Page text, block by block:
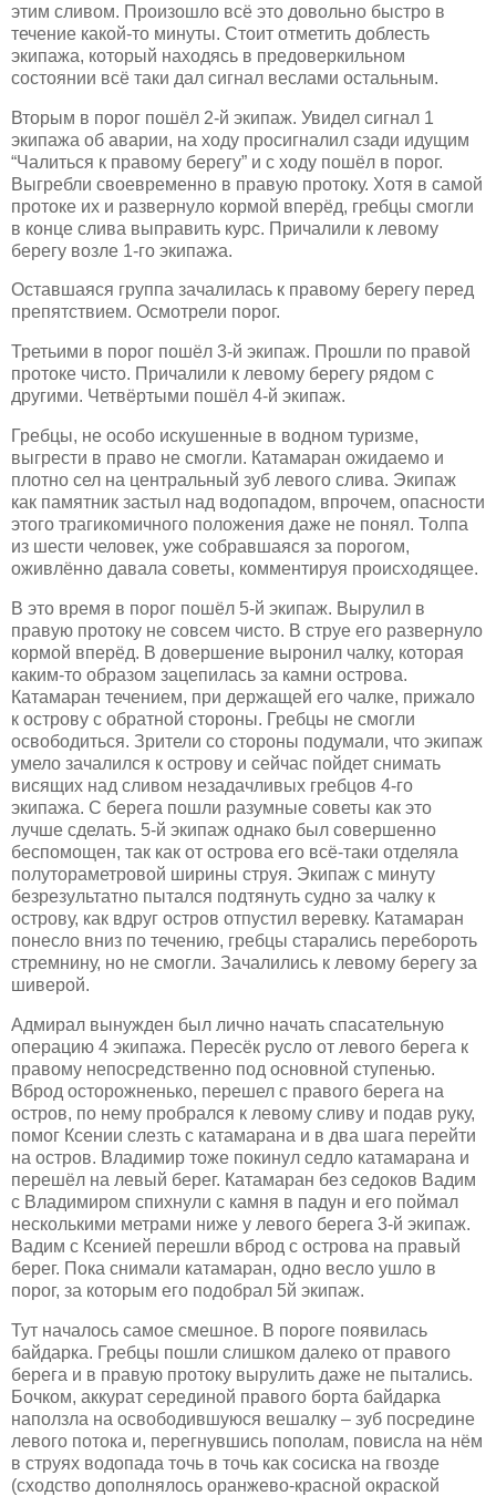
этим сливом. Произошло всё это довольно быстро в
течение какой-то минуты. Стоит отметить доблесть
экипажа, который находясь в предоверкильном
состоянии всё таки дал сигнал веслами остальным.
Вторым в порог пошёл 2-й экипаж. Увидел сигнал 1
экипажа об аварии, на ходу просигналил сзади идущим
“Чалиться к правому берегу” и с ходу пошёл в порог.
Выгребли своевременно в правую протоку. Хотя в самой
протоке их и развернуло кормой вперёд, гребцы смогли
в конце слива выправить курс. Причалили к левому
берегу возле 1-го экипажа.
Оставшаяся группа зачалилась к правому берегу перед
препятствием. Осмотрели порог.
Третьими в порог пошёл 3-й экипаж. Прошли по правой
протоке чисто. Причалили к левому берегу рядом с
другими. Четвёртыми пошёл 4-й экипаж.
Гребцы, не особо искушенные в водном туризме,
выгрести в право не смогли. Катамаран ожидаемо и
плотно сел на центральный зуб левого слива. Экипаж
как памятник застыл над водопадом, впрочем, опасности
этого трагикомичного положения даже не понял. Толпа
из шести человек, уже собравшаяся за порогом,
оживлённо давала советы, комментируя происходящее.
В это время в порог пошёл 5-й экипаж. Вырулил в
правую протоку не совсем чисто. В струе его развернуло
кормой вперёд. В довершение выронил чалку, которая
каким-то образом зацепилась за камни острова.
Катамаран течением, при держащей его чалке, прижало
к острову с обратной стороны. Гребцы не смогли
освободиться. Зрители со стороны подумали, что экипаж
умело зачалился к острову и сейчас пойдет снимать
висящих над сливом незадачливых гребцов 4-го
экипажа. С берега пошли разумные советы как это
лучше сделать. 5-й экипаж однако был совершенно
беспомощен, так как от острова его всё-таки отделяла
полутораметровой ширины струя. Экипаж с минуту
безрезультатно пытался подтянуть судно за чалку к
острову, как вдруг остров отпустил веревку. Катамаран
понесло вниз по течению, гребцы старались перебороть
стремнину, но не смогли. Зачалились к левому берегу за
шиверой.
Адмирал вынужден был лично начать спасательную
операцию 4 экипажа. Пересёк русло от левого берега к
правому непосредственно под основной ступенью.
Вброд осторожненько, перешел с правого берега на
остров, по нему пробрался к левому сливу и подав руку,
помог Ксении слезть с катамарана и в два шага перейти
на остров. Владимир тоже покинул седло катамарана и
перешёл на левый берег. Катамаран без седоков Вадим
с Владимиром спихнули с камня в падун и его поймал
несколькими метрами ниже у левого берега 3-й экипаж.
Вадим с Ксенией перешли вброд с острова на правый
берег. Пока снимали катамаран, одно весло ушло в
порог, за которым его подобрал 5й экипаж.
Тут началось самое смешное. В пороге появилась
байдарка. Гребцы пошли слишком далеко от правого
берега и в правую протоку вырулить даже не пытались.
Бочком, аккурат серединой правого борта байдарка
наползла на освободившуюся вешалку – зуб посредине
левого потока и, перегнувшись пополам, повисла на нём
в струях водопада точь в точь как сосиска на гвозде
(сходство дополнялось оранжево-красной окраской